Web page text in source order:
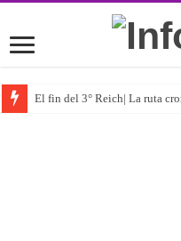
El fin del 3° Reich| La ruta